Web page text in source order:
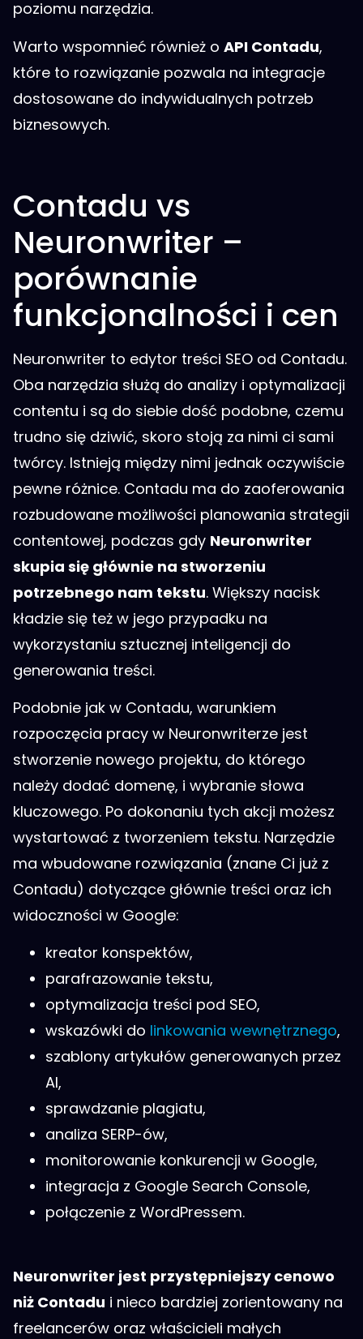
poziomu narzędzia.
Warto wspomnieć również o API Contadu,
które to rozwiązanie pozwala na integracje
dostosowane do indywidualnych potrzeb
biznesowych.
Contadu vs
Neuronwriter –
porównanie
funkcjonalności i cen
Neuronwriter to edytor treści SEO od Contadu.
Oba narzędzia służą do analizy i optymalizacji
contentu i są do siebie dość podobne, czemu
trudno się dziwić, skoro stoją za nimi ci sami
twórcy. Istnieją między nimi jednak oczywiście
pewne różnice. Contadu ma do zaoferowania
rozbudowane możliwości planowania strategii
contentowej, podczas gdy Neuronwriter
skupia się głównie na stworzeniu
potrzebnego nam tekstu. Większy nacisk
kładzie się też w jego przypadku na
wykorzystaniu sztucznej inteligencji do
generowania treści.
Podobnie jak w Contadu, warunkiem
rozpoczęcia pracy w Neuronwriterze jest
stworzenie nowego projektu, do którego
należy dodać domenę, i wybranie słowa
kluczowego. Po dokonaniu tych akcji możesz
wystartować z tworzeniem tekstu. Narzędzie
ma wbudowane rozwiązania (znane Ci już z
Contadu) dotyczące głównie treści oraz ich
widoczności w Google:
kreator konspektów,
parafrazowanie tekstu,
optymalizacja treści pod SEO,
wskazówki do linkowania wewnętrznego,
szablony artykułów generowanych przez
AI,
sprawdzanie plagiatu,
analiza SERP-ów,
monitorowanie konkurencji w Google,
integracja z Google Search Console,
połączenie z WordPressem.
Neuronwriter jest przystępniejszy cenowo
niż Contadu i nieco bardziej zorientowany na
freelancerów oraz właścicieli małych